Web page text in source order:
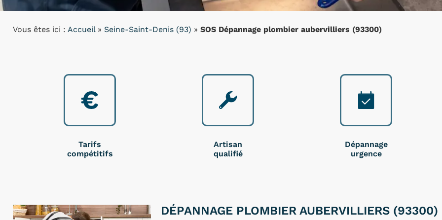
Vous êtes ici : Accueil» Seine-Saint-Denis (93) » SOS Dépannage plombier aubervilliers (93300)
Tarifs
compétitifs
Artisan
qualifié
Dépannage
urgence
DÉPANNAGE PLOMBIER AUBERVILLIERS (93300)